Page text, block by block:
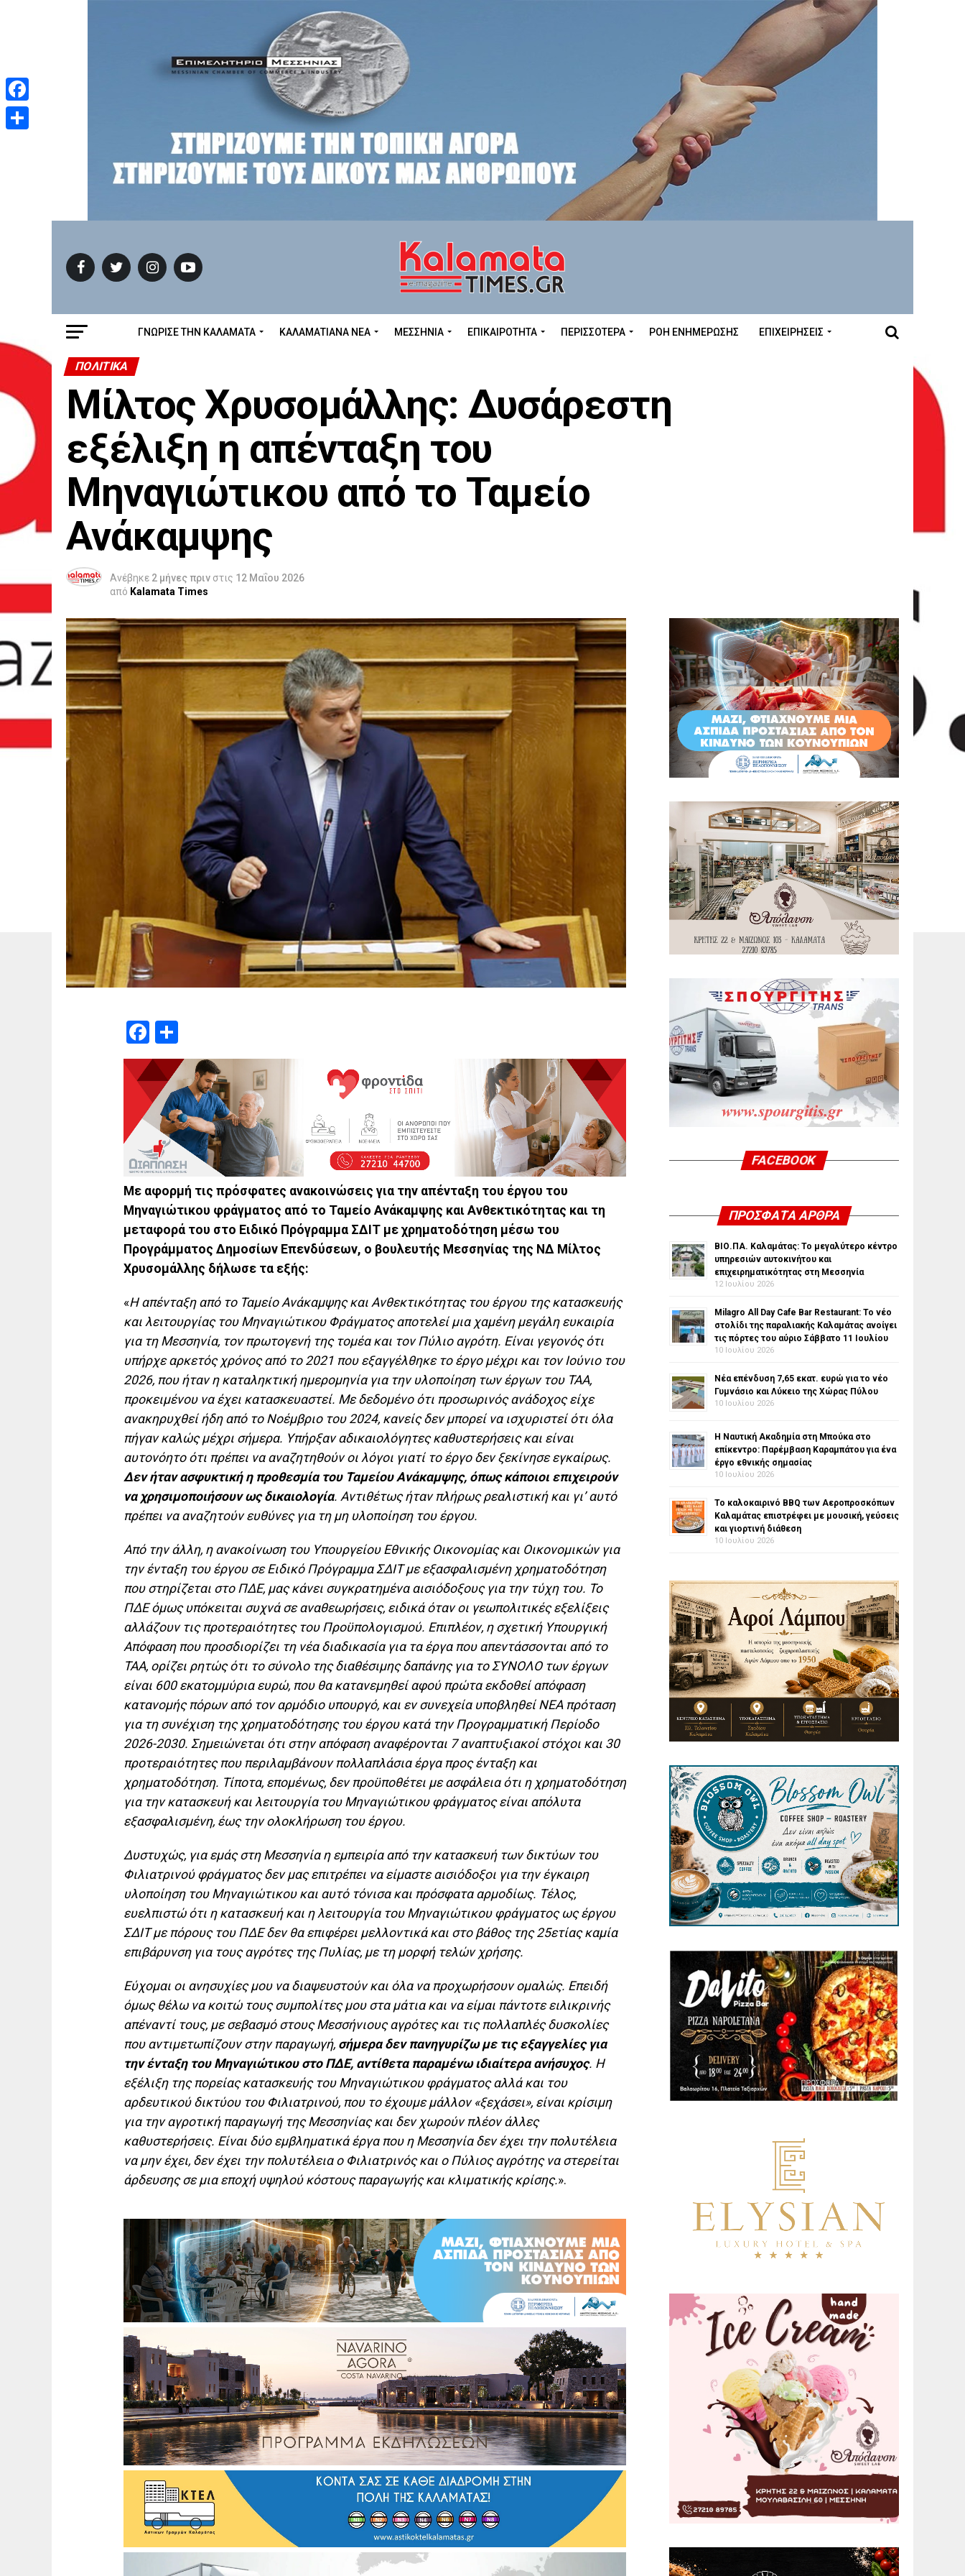
ΓΝΩΡΙΣΕ ΤΗΝ ΚΑΛΑΜΑΤΑ ΚΑΛΑΜΑΤΙΑΝΑ ΝΕΑ ΜΕΣΣΗΝΊΑ ΕΠΙΚΑΙΡΌΤΗΤΑ ΠΕΡΙΣΣΌΤΕΡΑ ΡΟΉ ΕΝΗΜΈΡΩΣΗΣ ΕΠΙΧΕΙΡΉΣΕΙΣ
ΠΟΛΙΤΙΚΆ
Μίλτος Χρυσομάλλης: Δυσάρεστη
εξέλιξη η απένταξη του
Μηναγιώτικου από το Ταμείο
Ανάκαμψης
Ανέβηκε 2 μήνες πριν στις 12 Μαΐου 2026
από Kalamata Times
Facebook
Με αφορμή τις πρόσφατες ανακοινώσεις για την απένταξη του έργου του
Μηναγιώτικου φράγματος από το Ταμείο Ανάκαμψης και Ανθεκτικότητας και τη
μεταφορά του στο Ειδικό Πρόγραμμα ΣΔΙΤ με χρηματοδότηση μέσω του
Προγράμματος Δημοσίων Επενδύσεων, ο βουλευτής Μεσσηνίας της ΝΔ Μίλτος
Χρυσομάλλης δήλωσε τα εξής:
«Η απένταξη από το Ταμείο Ανάκαμψης και Ανθεκτικότητας του έργου της κατασκευής
και λειτουργίας του Μηναγιώτικου Φράγματος αποτελεί μια χαμένη μεγάλη ευκαιρία
για τη Μεσσηνία, τον πρωτογενή της τομέα και τον Πύλιο αγρότη. Είναι γεγονός ότι
υπήρχε αρκετός χρόνος από το 2021 που εξαγγέλθηκε το έργο μέχρι και τον Ιούνιο του
2026, που ήταν η καταληκτική ημερομηνία για την υλοποίηση των έργων του ΤΑΑ,
προκειμένου να έχει κατασκευαστεί. Με δεδομένο ότι προσωρινός ανάδοχος είχε
ανακηρυχθεί ήδη από το Νοέμβριο του 2024, κανείς δεν μπορεί να ισχυριστεί ότι όλα
πήγαν καλώς μέχρι σήμερα. Υπήρξαν αδικαιολόγητες καθυστερήσεις και είναι
αυτονόητο ότι πρέπει να αναζητηθούν οι λόγοι γιατί το έργο δεν ξεκίνησε εγκαίρως.
Δεν ήταν ασφυκτική η προθεσμία του Ταμείου Ανάκαμψης, όπως κάποιοι επιχειρούν
να χρησιμοποιήσουν ως δικαιολογία. Αντιθέτως ήταν πλήρως ρεαλιστική και γι’ αυτό
πρέπει να αναζητούν ευθύνες για τη μη υλοποίηση του έργου.
Από την άλλη, η ανακοίνωση του Υπουργείου Εθνικής Οικονομίας και Οικονομικών για
την ένταξη του έργου σε Ειδικό Πρόγραμμα ΣΔΙΤ με εξασφαλισμένη χρηματοδότηση
που στηρίζεται στο ΠΔΕ, μας κάνει συγκρατημένα αισιόδοξους για την τύχη του. Το
ΠΔΕ όμως υπόκειται συχνά σε αναθεωρήσεις, ειδικά όταν οι γεωπολιτικές εξελίξεις
αλλάζουν τις προτεραιότητες του Προϋπολογισμού. Επιπλέον, η σχετική Υπουργική
Απόφαση που προσδιορίζει τη νέα διαδικασία για τα έργα που απεντάσσονται από το
ΤΑΑ, ορίζει ρητώς ότι το σύνολο της διαθέσιμης δαπάνης για το ΣΥΝΟΛΟ των έργων
είναι 600 εκατομμύρια ευρώ, που θα κατανεμηθεί αφού πρώτα εκδοθεί απόφαση
κατανομής πόρων από τον αρμόδιο υπουργό, και εν συνεχεία υποβληθεί ΝΕΑ πρόταση
για τη συνέχιση της χρηματοδότησης του έργου κατά την Προγραμματική Περίοδο
2026-2030. Σημειώνεται ότι στην απόφαση αναφέρονται 7 αναπτυξιακοί στόχοι και 30
προτεραιότητες που περιλαμβάνουν πολλαπλάσια έργα προς ένταξη και
χρηματοδότηση. Τίποτα, επομένως, δεν προϋποθέτει με ασφάλεια ότι η χρηματοδότηση
για την κατασκευή και λειτουργία του Μηναγιώτικου φράγματος είναι απόλυτα
εξασφαλισμένη, έως την ολοκλήρωση του έργου.
Δυστυχώς, για εμάς στη Μεσσηνία η εμπειρία από την κατασκευή των δικτύων του
Φιλιατρινού φράγματος δεν μας επιτρέπει να είμαστε αισιόδοξοι για την έγκαιρη
υλοποίηση του Μηναγιώτικου και αυτό τόνισα και πρόσφατα αρμοδίως. Τέλος,
ευελπιστώ ότι η κατασκευή και η λειτουργία του Μηναγιώτικου φράγματος ως έργου
ΣΔΙΤ με πόρους του ΠΔΕ δεν θα επιφέρει μελλοντικά και στο βάθος της 25ετίας καμία
επιβάρυνση για τους αγρότες της Πυλίας, με τη μορφή τελών χρήσης.
Εύχομαι οι ανησυχίες μου να διαψευστούν και όλα να προχωρήσουν ομαλώς. Επειδή
όμως θέλω να κοιτώ τους συμπολίτες μου στα μάτια και να είμαι πάντοτε ειλικρινής
απέναντί τους, με σεβασμό στους Μεσσήνιους αγρότες και τις πολλαπλές δυσκολίες
που αντιμετωπίζουν στην παραγωγή, σήμερα δεν πανηγυρίζω με τις εξαγγελίες για
την ένταξη του Μηναγιώτικου στο ΠΔΕ, αντίθετα παραμένω ιδιαίτερα ανήσυχος. Η
εξέλιξη της πορείας κατασκευής του Μηναγιώτικου φράγματος αλλά και του
αρδευτικού δικτύου του Φιλιατρινού, που το έχουμε μάλλον «ξεχάσει», είναι κρίσιμη
για την αγροτική παραγωγή της Μεσσηνίας και δεν χωρούν πλέον άλλες
καθυστερήσεις. Είναι δύο εμβληματικά έργα που η Μεσσηνία δεν έχει την πολυτέλεια
να μην έχει, δεν έχει την πολυτέλεια ο Φιλιατρινός και ο Πύλιος αγρότης να στερείται
άρδευσης σε μια εποχή υψηλού κόστους παραγωγής και κλιματικής κρίσης.».
FACEBOOK
ΠΡΌΣΦΑΤΑ ΆΡΘΡΑ
ΒΙΟ.ΠΑ. Καλαμάτας: Το μεγαλύτερο κέντρο
υπηρεσιών αυτοκινήτου και
επιχειρηματικότητας στη Μεσσηνία
12 Ιουλίου 2026
Milagro All Day Cafe Bar Restaurant: Το νέο
στολίδι της παραλιακής Καλαμάτας ανοίγει
τις πόρτες του αύριο Σάββατο 11 Ιουλίου
10 Ιουλίου 2026
Νέα επένδυση 7,65 εκατ. ευρώ για το νέο
Γυμνάσιο και Λύκειο της Χώρας Πύλου
10 Ιουλίου 2026
Η Ναυτική Ακαδημία στη Μπούκα στο
επίκεντρο: Παρέμβαση Καραμπάτου για ένα
έργο εθνικής σημασίας
10 Ιουλίου 2026
Το καλοκαιρινό BBQ των Αεροπροσκόπων
Καλαμάτας επιστρέφει με μουσική, γεύσεις
και γιορτινή διάθεση
10 Ιουλίου 2026
Facebook